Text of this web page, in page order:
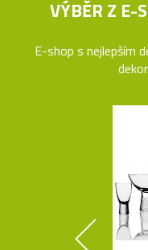
VÝBĚR Z E-
E-shop s nejlepším